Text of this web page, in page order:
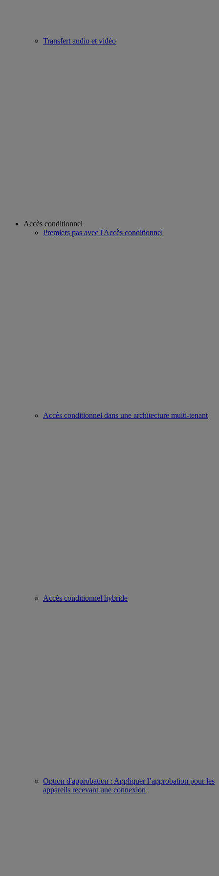
Transfert audio et vidéo
Accès conditionnel
Premiers pas avec l'Accès conditionnel
Accès conditionnel dans une architecture multi-tenant
Accès conditionnel hybride
Option d'approbation : Appliquer l’approbation pour les
appareils recevant une connexion